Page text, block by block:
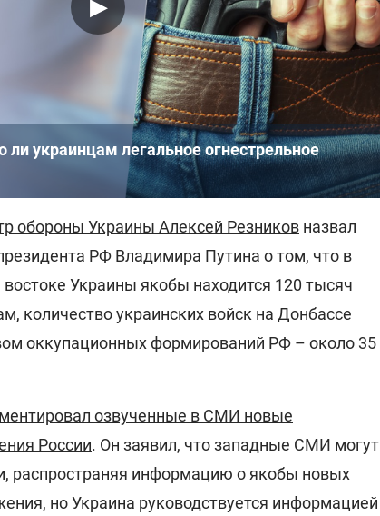
ли украинцам легальное огнестрельное
обороны Украины Алексей Резников назвал
РФ Владимира Путина о том, что в
Украины якобы находится 120 тысяч
количество украинских войск на Донбассе
оккупационных формирований РФ – около 35
озвученные в СМИ новые
России. Он заявил, что западные СМИ могут
распространяя информацию о якобы новых
но Украина руководствуется информацией